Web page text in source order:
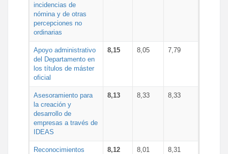
incidencias de
nómina y de otras
percepciones no
ordinarias
Apoyo administrativo
del Departamento en
los títulos de máster
oficial
8,15 8,05 7,79
Asesoramiento para
la creación y
desarrollo de
empresas a través de
IDEAS
8,13 8,33 8,33
Reconocimientos
8,12 8,01 8,31